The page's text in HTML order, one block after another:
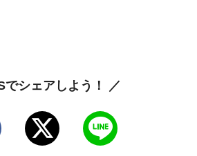
でシェアしよう！ ／